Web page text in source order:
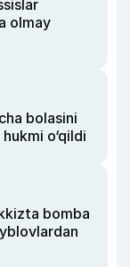
olmay
bolasini
o‘qildi
bomba